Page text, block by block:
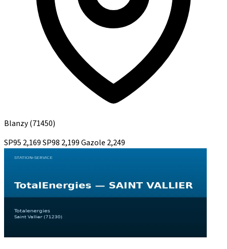
Blanzy(71450)
SP95 2,169SP98 2,199Gazole 2,249